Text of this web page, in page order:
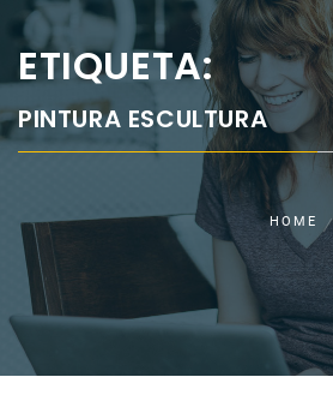
ETIQUETA:
PINTURA ESCULTURA
HOME